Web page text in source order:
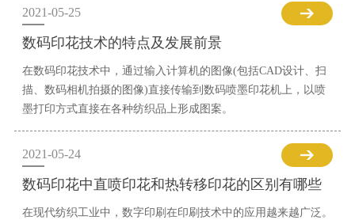
2021-05-25
数码印花技术的特点及发展前景
在数码印花技术中，通过输入计算机的图像(包括CAD设计、扫
描、数码相机拍摄的图像)直接传输到数码喷墨印花机上，以喷
墨打印方式直接在各种纺织品上形成图案。
2021-05-24
数码印花中直喷印花和热转移印花的区别有哪些
在现代纺织工业中，数字印刷在印刷技术中的应用越来越广泛。